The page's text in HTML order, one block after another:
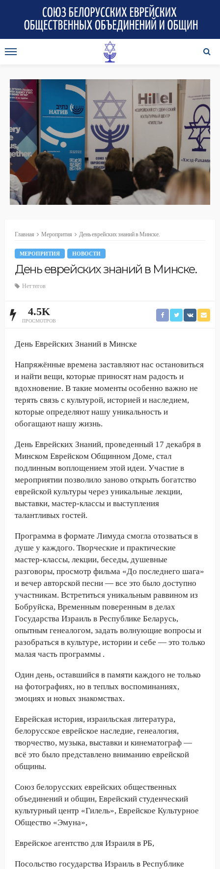
Главная Меропрития День еврейских знаний в Минске.
МЕРОПРИТИЯ НОВОСТИ
День еврейских знаний в Минске.
Нет тегов
4.5K
ПРОСМОТРОВ
День Еврейских Знаний в Минске
Напряжённые времена заставляют нас остановиться
и найти вещи, которые приносят нам радость и
вдохновение. В такие моменты особенно важно не
терять связь с культурой, историей и наследием,
которые определяют нашу уникальность и
обогащают нашу жизнь.
День Еврейских Знаний, проведенный 17 декабря в
Минском Еврейском Общинном Доме, стал
подлинным воплощением этой идеи. Участие в
мероприятии позволило заново открыть богатство
еврейской культуры через уникальные лекции,
выставки, мастер-классы и выступления
талантливых гостей.
Программа в формате Лимуда смогла отозваться в
душе у каждого. Творческие и практические
мастер-классы, лекции, беседы, душевные
разговоры, просмотр фильма «До последнего шага»
и вечер авторской песни — все это было доступно
участникам. Встретиться уникальным раввином из
Бобруйска, Временным поверенным в делах
Государства Израиль в Республике Беларусь,
опытным генеалогом, задать волнующие вопросы и
разобраться в культуре, истории и себе — это только
малая часть программы .
Один день, оставшийся в памяти каждого не только
на фотографиях, но в теплых воспоминаниях,
эмоциях и новых знакомствах.
Еврейская история, израильская литература,
белорусское еврейское наследие, генеалогия,
творчество, музыка, выставки и кинематограф —
всё это было представлено вниманию еврейской
общины.
Союз белорусских еврейских общественных
объединений и общин, Еврейский студенческий
культурный центр «Гилель», Еврейское Культурное
Общество «Эмуна»,
Еврейское агентство для Израиля в РБ,
Посольство государства Израиль в Республике